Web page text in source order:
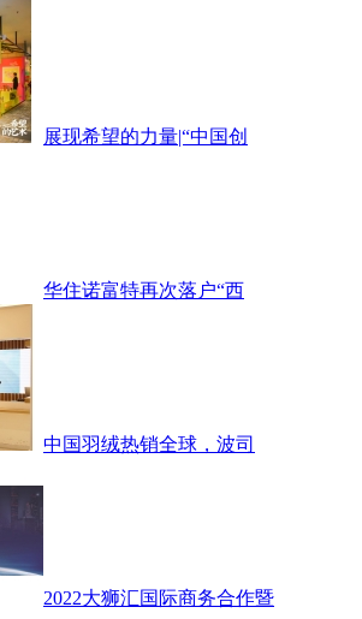
展现希望的力量|“中国创
华住诺富特再次落户“西
中国羽绒热销全球，波司
2022大狮汇国际商务合作暨